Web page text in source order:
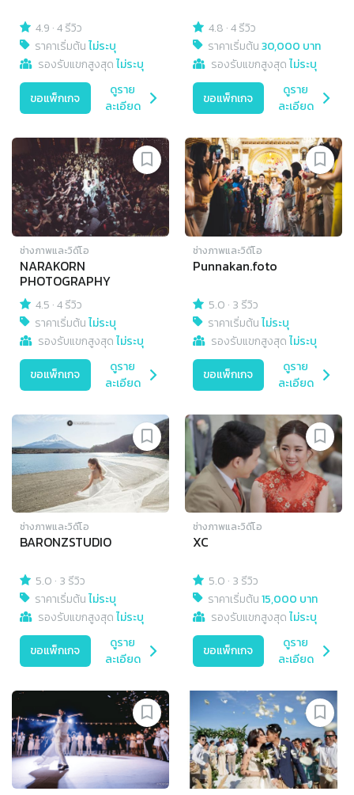
4.9 ·4 รีวิว
ราคาเริ่มต้นไม่ระบุ
รองรับแขกสูงสุดไม่ระบุ
ขอแพ็กเกจ
ดูราย
ละเอียด
4.8 ·4 รีวิว
ราคาเริ่มต้น30,000 บาท
รองรับแขกสูงสุดไม่ระบุ
ขอแพ็กเกจ
ดูราย
ละเอียด
ช่างภาพและวิดีโอ
NARAKORN
PHOTOGRAPHY
4.5 ·4 รีวิว
ราคาเริ่มต้นไม่ระบุ
รองรับแขกสูงสุดไม่ระบุ
ขอแพ็กเกจ
ดูราย
ละเอียด
ช่างภาพและวิดีโอ
Punnakan.foto
5.0 · 3 รีวิว
ราคาเริ่มต้นไม่ระบุ
รองรับแขกสูงสุดไม่ระบุ
ขอแพ็กเกจ
ดูราย
ละเอียด
ช่างภาพและวิดีโอ
BARONZSTUDIO
5.0 · 3 รีวิว
ราคาเริ่มต้นไม่ระบุ
รองรับแขกสูงสุดไม่ระบุ
ขอแพ็กเกจ
ดูราย
ละเอียด
ช่างภาพและวิดีโอ
XC
5.0 · 3 รีวิว
ราคาเริ่มต้น15,000 บาท
รองรับแขกสูงสุดไม่ระบุ
ขอแพ็กเกจ
ดูราย
ละเอียด